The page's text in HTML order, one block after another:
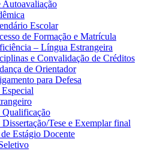
Autoavaliação
Escolar
de Formação e Matrícula
– Língua Estrangeira
e Convalidação de Créditos
de Orientador
para Defesa
Qualificação
Dissertação/Tese e Exemplar final
Estágio Docente